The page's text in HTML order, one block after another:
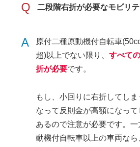
Q 二段階右折が必要なモビリ
A
原付二種原動機付自転車
超)以上でない限り、すべて
折が必要です。
もし、小回りに右折してし
なって反則金が高額になっ
あるので注意が必要です。
動機付自転車以上の車両な